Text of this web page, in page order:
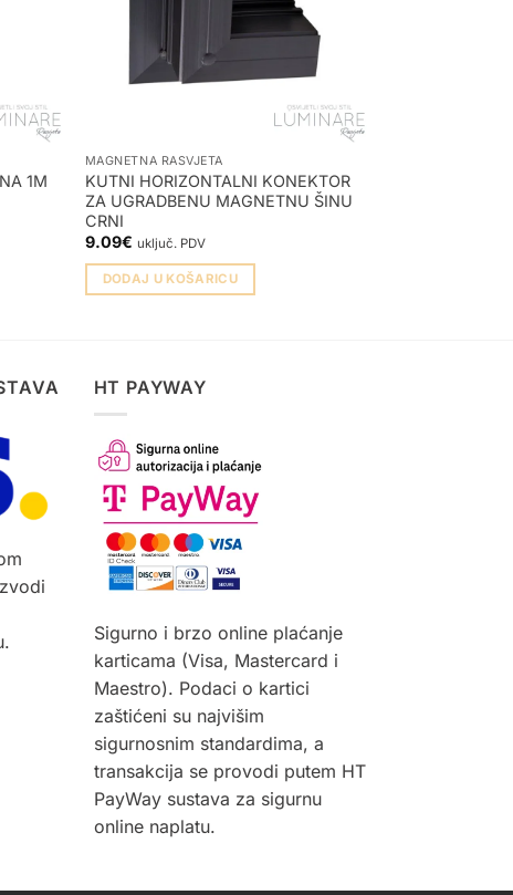
1M
MAGNETNA RASVJETA
KUTNI HORIZONTALNI KONEKTOR
ZA UGRADBENU MAGNETNU ŠINU
CRNI
9.09€ uključ. PDV
DODAJ U KOŠARICU
HT PAYWAY
Sigurno i brzo online plaćanje
karticama (Visa, Mastercard i
Maestro). Podaci o kartici
zaštićeni su najvišim
sigurnosnim standardima, a
transakcija se provodi putem HT
PayWay sustava za sigurnu
online naplatu.